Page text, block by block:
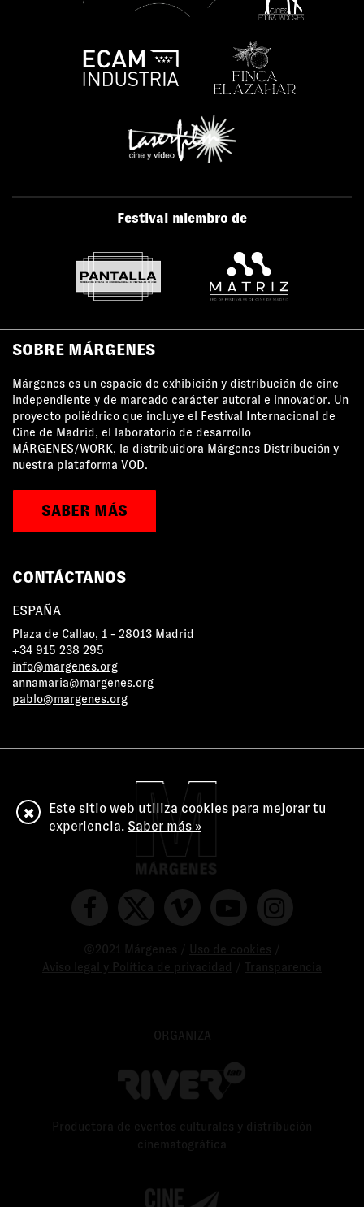
Festival miembro de
SOBRE MÁRGENES
Márgenes es un espacio de exhibición y distribución de cine
independiente y de marcado carácter autoral e innovador. Un
proyecto poliédrico que incluye el Festival Internacional de
Cine de Madrid, el laboratorio de desarrollo
MÁRGENES/WORK, la distribuidora Márgenes Distribución y
nuestra plataforma VOD.
SABER MÁS
CONTÁCTANOS
ESPAÑA
Plaza de Callao, 1 - 28013 Madrid
+34 915 238 295
info@margenes.org
annamaria@margenes.org
pablo@margenes.org
©2021 Márgenes / Uso de cookies
Aviso legal y Política de privacidad
Transparencia
ORGANIZA
Productora de eventos culturales y distribución
cinematográfica
Este sitio web utiliza cookies para mejorar tu
experiencia. Saber más »